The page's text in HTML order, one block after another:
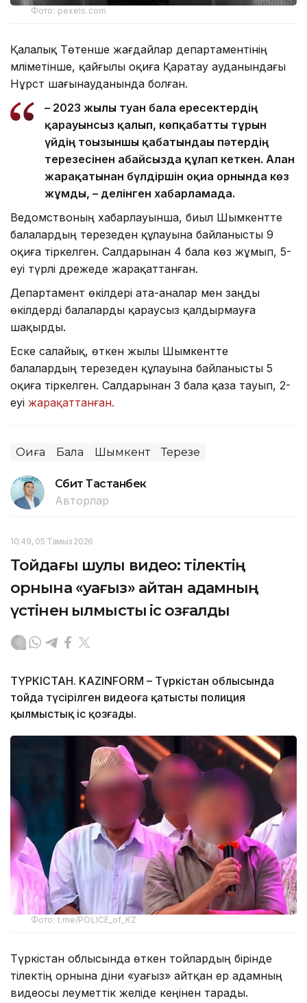
Фото: pexels.com
Қалалық Төтенше жағдайлар департаментінің
мәліметінше, қайғылы оқиға Қаратау ауданындағы
Нұрсәт шағынауданында болған.
– 2023 жылы туған бала ересектердің
қарауынсыз қалып, көпқабатты тұрғын
үйдің тоғызыншы қабатындағы пәтердің
терезесінен абайсызда құлап кеткен. Алған
жарақатынан бүлдіршін оқиға орнында көз
жұмды, – делінген хабарламада.
Ведомствоның хабарлауынша, биыл Шымкентте
балалардың терезеден құлауына байланысты 9
оқиға тіркелген. Салдарынан 4 бала көз жұмып, 5-
еуі түрлі дәрежеде жарақаттанған.
Департамент өкілдері ата-аналар мен заңды
өкілдерді балаларды қараусыз қалдырмауға
шақырды.
Еске салайық, өткен жылы Шымкентте
балалардың терезеден құлауына байланысты 5
оқиға тіркелген. Салдарынан 3 бала қаза тауып, 2-
еуі жарақаттанған.
Оқиға Бала Шымкент Терезе
Сәбит Тастанбек
Авторлар
10:49, 05 Тамыз 2026
Тойдағы шулы видео: тілектің
орнына «уағыз» айтқан адамның
үстінен қылмыстық іс қозғалды
ТҮРКІСТАН. KAZINFORM – Түркістан облысында
тойда түсірілген видеоға қатысты полиция
қылмыстық іс қозғады.
Фото: t.me/POLICE_of_KZ
Түркістан облысында өткен тойлардың бірінде
тілектің орнына діни «уағыз» айтқан ер адамның
видеосы әлеуметтік желіде кеңінен тарады.